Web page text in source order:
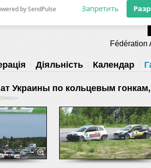
Разрешите сайту fau.ua отправлять
уведомления на рабочий стол
Fédération
Діяльність Календар
Украины по кольцевым гонкам,